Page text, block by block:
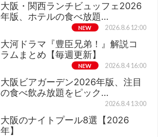
大阪・関西ランチビュッフェ2026
年版、ホテルの食べ放題…
NEW 2026.8.6 12:00
大河ドラマ『豊臣兄弟！』解説コ
ラムまとめ【毎週更新】
NEW 2026.8.4 16:00
大阪ビアガーデン2026年版、注目
の食べ飲み放題をピック…
2026.8.4 13:00
大阪のナイトプール8選【2026
年】